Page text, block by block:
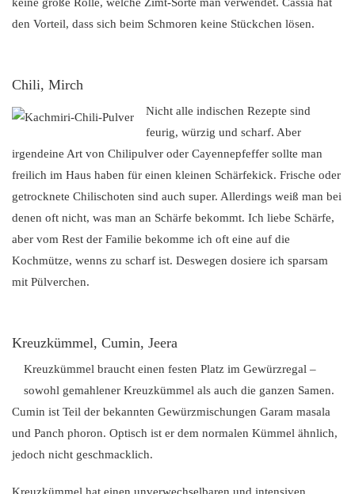
den Vorteil, dass sich beim Schmoren keine Stückchen lösen.
Chili, Mirch
Nicht alle indischen Rezepte sind
feurig, würzig und scharf. Aber
irgendeine Art von Chilipulver oder Cayennepfeffer sollte man
freilich im Haus haben für einen kleinen Schärfekick. Frische oder
getrocknete Chilischoten sind auch super. Allerdings weiß man bei
denen oft nicht, was man an Schärfe bekommt. Ich liebe Schärfe,
aber vom Rest der Familie bekomme ich oft eine auf die
Kochmütze, wenns zu scharf ist. Deswegen dosiere ich sparsam
mit Pülverchen.
Kreuzkümmel, Cumin, Jeera
Kreuzkümmel braucht einen festen Platz im Gewürzregal –
sowohl gemahlener Kreuzkümmel als auch die ganzen Samen.
Cumin ist Teil der bekannten Gewürzmischungen Garam masala
und Panch phoron. Optisch ist er dem normalen Kümmel ähnlich,
jedoch nicht geschmacklich.